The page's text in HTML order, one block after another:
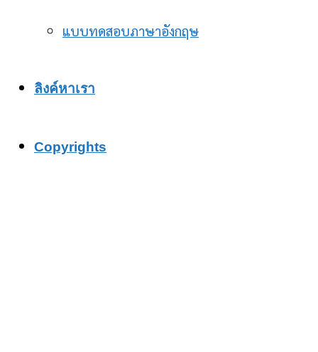
แบบทดสอบภาษาอังกฤษ
ลิงค์หาเรา
Copyrights